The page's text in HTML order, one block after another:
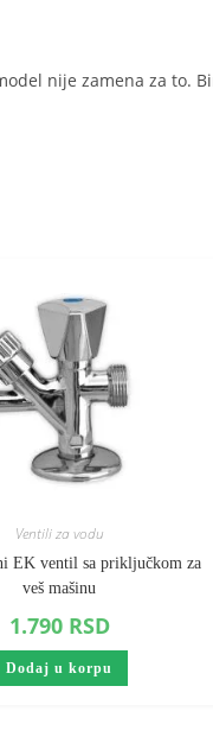
nije zamena za to.
Ventili za vodu
EK ventil sa priključkom za
veš mašinu
1.790 RSD
Dodaj u korpu